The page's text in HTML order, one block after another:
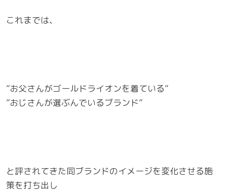
これまでは、
”お父さんがゴールドライオンを着ている”
”おじさんが選ぶんでいるブランド”
と評されてきた同ブランドのイメージを変化させる施
策を打ち出し